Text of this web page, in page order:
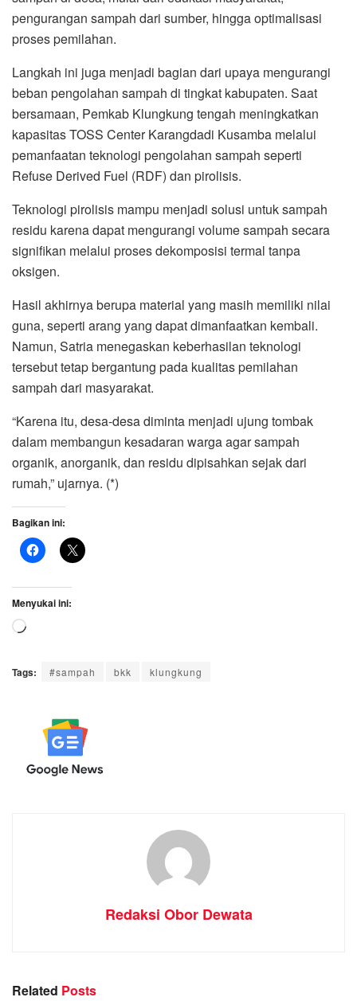
pengurangan sampah dari sumber, hingga optimalisasi
proses pemilahan.
Langkah ini juga menjadi bagian dari upaya mengurangi
beban pengolahan sampah di tingkat kabupaten. Saat
bersamaan, Pemkab Klungkung tengah meningkatkan
kapasitas TOSS Center Karangdadi Kusamba melalui
pemanfaatan teknologi pengolahan sampah seperti
Refuse Derived Fuel (RDF) dan pirolisis.
Teknologi pirolisis mampu menjadi solusi untuk sampah
residu karena dapat mengurangi volume sampah secara
signifikan melalui proses dekomposisi termal tanpa
oksigen.
Hasil akhirnya berupa material yang masih memiliki nilai
guna, seperti arang yang dapat dimanfaatkan kembali.
Namun, Satria menegaskan keberhasilan teknologi
tersebut tetap bergantung pada kualitas pemilahan
sampah dari masyarakat.
“Karena itu, desa-desa diminta menjadi ujung tombak
dalam membangun kesadaran warga agar sampah
organik, anorganik, dan residu dipisahkan sejak dari
rumah,” ujarnya. (*)
Bagikan ini:
Menyukai ini:
Memuat...
Tags: #sampah bkk klungkung
Redaksi Obor Dewata
Related Posts